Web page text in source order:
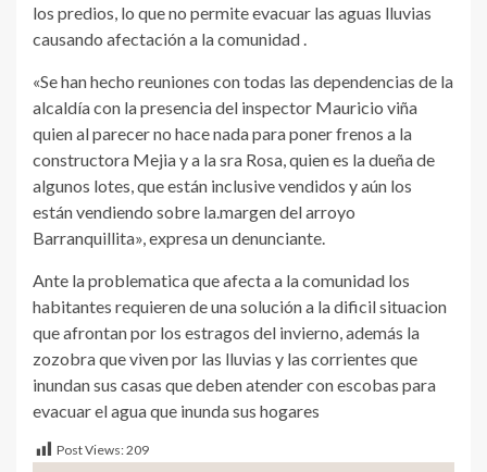
los predios, lo que no permite evacuar las aguas lluvias
causando afectación a la comunidad .
«Se han hecho reuniones con todas las dependencias de la
alcaldía con la presencia del inspector Mauricio viña
quien al parecer no hace nada para poner frenos a la
constructora Mejia y a la sra Rosa, quien es la dueña de
algunos lotes, que están inclusive vendidos y aún los
están vendiendo sobre la.margen del arroyo
Barranquillita», expresa un denunciante.
Ante la problematica que afecta a la comunidad los
habitantes requieren de una solución a la dificil situacion
que afrontan por los estragos del invierno, además la
zozobra que viven por las lluvias y las corrientes que
inundan sus casas que deben atender con escobas para
evacuar el agua que inunda sus hogares
Post Views:209